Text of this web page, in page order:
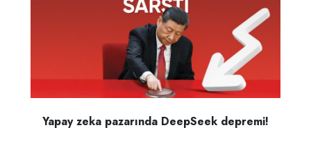
Yapay zeka pazarında DeepSeek depremi!